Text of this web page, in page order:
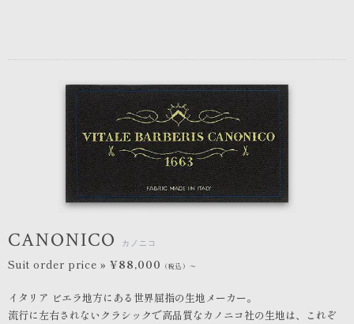
CANONICO カノニコ
Suit order price » ¥88,000 （税込）〜
イタリア ビエラ地方にある世界屈指の生地メーカー。
流行に左右されないクラシックで高品質なカノニコ社の生地は、これぞ